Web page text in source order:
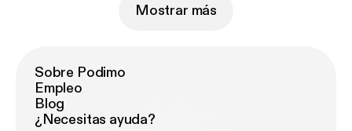
Mostrar más
Sobre Podimo
Empleo
Blog
¿Necesitas ayuda?